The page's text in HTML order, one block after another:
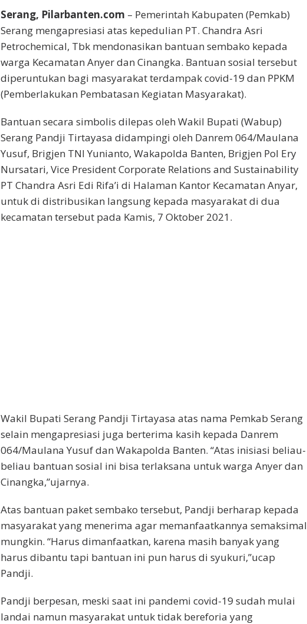
Serang, Pilarbanten.com – Pemerintah Kabupaten (Pemkab)
Serang mengapresiasi atas kepedulian PT. Chandra Asri
Petrochemical, Tbk mendonasikan bantuan sembako kepada
warga Kecamatan Anyer dan Cinangka. Bantuan sosial tersebut
diperuntukan bagi masyarakat terdampak covid-19 dan PPKM
(Pemberlakukan Pembatasan Kegiatan Masyarakat).
Bantuan secara simbolis dilepas oleh Wakil Bupati (Wabup)
Serang Pandji Tirtayasa didampingi oleh Danrem 064/Maulana
Yusuf, Brigjen TNI Yunianto, Wakapolda Banten, Brigjen Pol Ery
Nursatari, Vice President Corporate Relations and Sustainability
PT Chandra Asri Edi Rifa’i di Halaman Kantor Kecamatan Anyar,
untuk di distribusikan langsung kepada masyarakat di dua
kecamatan tersebut pada Kamis, 7 Oktober 2021.
Wakil Bupati Serang Pandji Tirtayasa atas nama Pemkab Serang
selain mengapresiasi juga berterima kasih kepada Danrem
064/Maulana Yusuf dan Wakapolda Banten. “Atas inisiasi beliau-
beliau bantuan sosial ini bisa terlaksana untuk warga Anyer dan
Cinangka,”ujarnya.
Atas bantuan paket sembako tersebut, Pandji berharap kepada
masyarakat yang menerima agar memanfaatkannya semaksimal
mungkin. “Harus dimanfaatkan, karena masih banyak yang
harus dibantu tapi bantuan ini pun harus di syukuri,”ucap
Pandji.
Pandji berpesan, meski saat ini pandemi covid-19 sudah mulai
landai namun masyarakat untuk tidak bereforia yang